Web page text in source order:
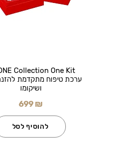
Collection One Kit
ערכת טיפוח מתקדמת
ושיקומו
699 ₪
להוסיף לסל